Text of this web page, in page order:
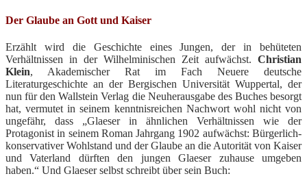
Der Glaube an Gott und Kaiser
Erzählt wird die Geschichte eines Jungen, der in behüteten
Verhältnissen in der Wilhelminischen Zeit aufwächst. Christian
Klein, Akademischer Rat im Fach Neuere deutsche
Literaturgeschichte an der Bergischen Universität Wuppertal, der
nun für den Wallstein Verlag die Neuherausgabe des Buches besorgt
hat, vermutet in seinem kenntnisreichen Nachwort wohl nicht von
ungefähr, dass „Glaeser in ähnlichen Verhältnissen wie der
Protagonist in seinem Roman Jahrgang 1902 aufwächst: Bürgerlich-
konservativer Wohlstand und der Glaube an die Autorität von Kaiser
und Vaterland dürften den jungen Glaeser zuhause umgeben
haben.“ Und Glaeser selbst schreibt über sein Buch: